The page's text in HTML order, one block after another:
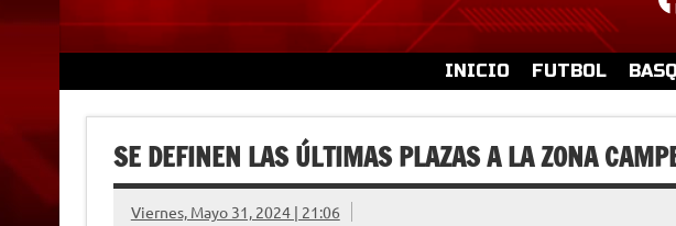
INICIO FUTBOL
SE DEFINEN LAS ÚLTIMAS PLAZAS A LA ZONA
Viernes, Mayo 31, 2024 | 21:06